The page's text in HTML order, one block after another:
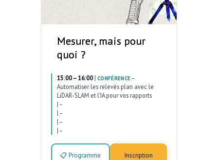
Mesurer, mais pour
quoi ?
15:00 – 16:00 | CONFÉRENCE –
Automatiser les relevés plan avec le
LiDAR-SLAM et l’IA pour vos rapports
| –
| –
| –
| –
📋 Programme Inscription